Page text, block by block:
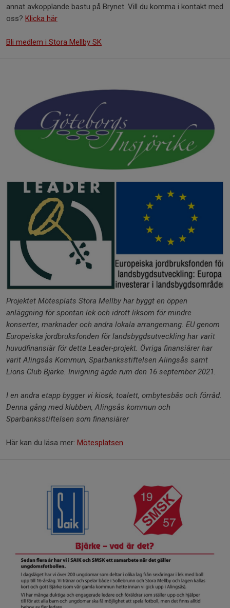
annat avkopplande bastu på Brynet. Vill du komma i kontakt med
oss? Klicka här
Bli medlem i Stora Mellby SK
Projektet Mötesplats Stora Mellby har byggt en öppen
anläggning för spontan lek och idrott liksom för mindre
konserter, marknader och andra lokala arrangemang. EU genom
Europeiska jordbruksfonden för landsbygdsutveckling har varit
huvudfinansiär för detta Leader-projekt. Övriga finansiärer har
varit Alingsås Kommun, Sparbanksstiftelsen Alingsås samt
Lions Club Bjärke. Invigning ägde rum den 16 september 2021.
I en andra etapp bygger vi kiosk, toalett, ombytesbås och förråd.
Denna gång med klubben, Alingsås kommun och
Sparbanksstiftelsen som finansiärer
Här kan du läsa mer: Mötesplatsen